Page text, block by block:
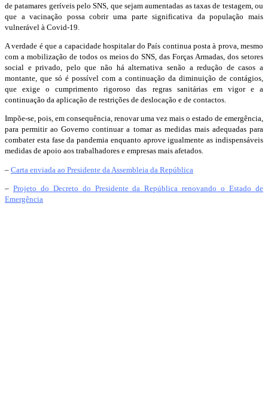
de patamares geríveis pelo SNS, que sejam aumentadas as taxas de testagem, ou
que a vacinação possa cobrir uma parte significativa da população mais
vulnerável à Covid-19.
A verdade é que a capacidade hospitalar do País continua posta à prova, mesmo
com a mobilização de todos os meios do SNS, das Forças Armadas, dos setores
social e privado, pelo que não há alternativa senão a redução de casos a
montante, que só é possível com a continuação da diminuição de contágios,
que exige o cumprimento rigoroso das regras sanitárias em vigor e a
continuação da aplicação de restrições de deslocação e de contactos.
Impõe-se, pois, em consequência, renovar uma vez mais o estado de emergência,
para permitir ao Governo continuar a tomar as medidas mais adequadas para
combater esta fase da pandemia enquanto aprove igualmente as indispensáveis
medidas de apoio aos trabalhadores e empresas mais afetados.
– Carta enviada ao Presidente da Assembleia da República
– Projeto do Decreto do Presidente da República renovando o Estado de
Emergência